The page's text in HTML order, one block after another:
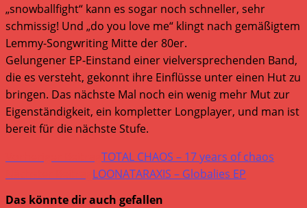
„snowballfight“ kann es sogar noch schneller, sehr
schmissig! Und „do you love me“ klingt nach gemäßigtem
Lemmy-Songwriting Mitte der 80er.
Gelungener EP-Einstand einer vielversprechenden Band,
die es versteht, gekonnt ihre Einflüsse unter einen Hut zu
bringen. Das nächste Mal noch ein wenig mehr Mut zur
Eigenständigkeit, ein kompletter Longplayer, und man ist
bereit für die nächste Stufe.
Weitere
Artikel
ansehen
TOTAL CHAOS – 17 years of chaos
LOONATARAXIS – Globalies EP
Das könnte dir auch gefallen